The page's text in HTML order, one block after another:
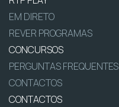
EM DIRETO
REVER PROGRAMAS
CONCURSOS
PERGUNTAS FREQUENTES
CONTACTOS
CONTACTOS